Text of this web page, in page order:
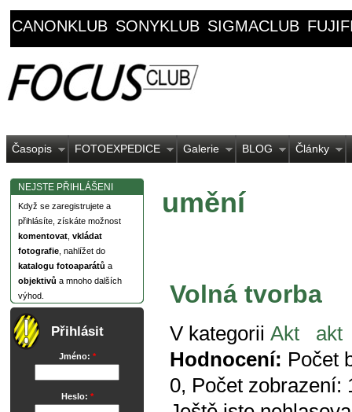
CANONKLUB SONYKLUB SIGMACLUB
Časopis FOTOEXPEDICE Galerie BLOG Články
NEJSTE PŘIHLÁŠENI
Když se zaregistrujete a
přihlásíte, získáte možnost
komentovat vkládat
fotografie , nahlížet do
katalogu fotoaparátů a
objektivů a mnoho dalších
výhod.
Přihlásit
Jméno: *
Heslo: *
umění
Volná tvorba
V kategorii Akt
akt
Hodnocení: Počet
0, Počet zobrazení: